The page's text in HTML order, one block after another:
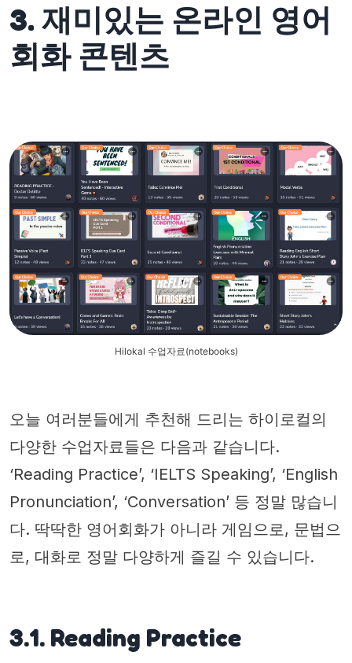
3. 재미있는 온라인 영어
회화 콘텐츠
Hilokal 수업자료(notebooks)
오늘 여러분들에게 추천해 드리는 하이로컬의
다양한 수업자료들은 다음과 같습니다.
‘Reading Practice’, ‘IELTS Speaking’, ‘English
Pronunciation’, ‘Conversation’ 등 정말 많습니
다. 딱딱한 영어회화가 아니라 게임으로, 문법으
로, 대화로 정말 다양하게 즐길 수 있습니다.
3.1. Reading Practice